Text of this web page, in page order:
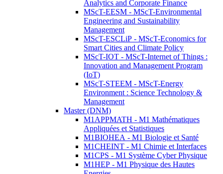
Analytics and Corporate Finance
MScT-EESM - MScT-Environmental
Engineering and Sustainability
Management
MScT-ESCLiP - MScT-Economics for
Smart Cities and Climate Policy
MScT-IOT - MScT-Internet of Things :
Innovation and Management Program
(IoT)
MScT-STEEM - MScT-Energy
Environment : Science Technology &
Management
Master (DNM)
M1APPMATH - M1 Mathématiques
Appliquées et Statistiques
M1BIOHEA - M1 Biologie et Santé
M1CHEINT - M1 Chimie et Interfaces
M1CPS - M1 Système Cyber Physique
M1HEP - M1 Physique des Hautes